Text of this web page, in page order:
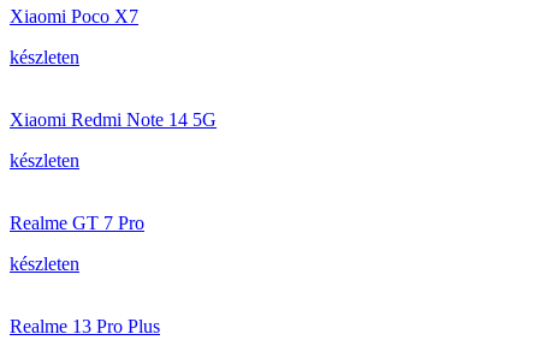
Xiaomi Poco X7
készleten
Xiaomi Redmi Note 14 5G
készleten
Realme GT 7 Pro
készleten
Realme 13 Pro Plus